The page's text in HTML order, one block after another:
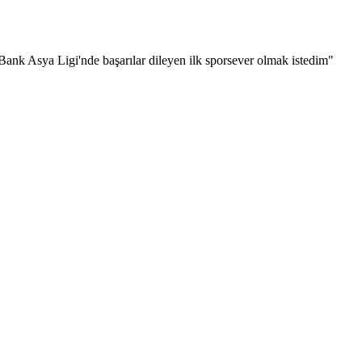
Asya Ligi'nde başarılar dileyen ilk sporsever olmak istedim"